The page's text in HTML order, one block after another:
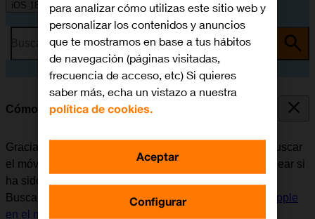
iOS 18
Busca por problema o tema
Cómo seleccionar los ajustes de Buscar mi iPhone
Gracias a la función de Buscar mi iPhone es posible buscar
el móvil en caso de pérdida, o también se puede bloquear si
ha sido robado. Para poder seleccionar los ajustes de
Buscar mi iPhone, es necesarioactivar la Cuenta de Apple
en el móvil
para analizar cómo utilizas este sitio web y
personalizar los contenidos y anuncios
que te mostramos en base a tus hábitos
de navegación (páginas visitadas,
frecuencia de acceso, etc) Si quieres
saber más, echa un vistazo a nuestra
política de cookies.
Configurar
Aceptar